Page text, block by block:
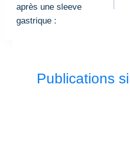
après une sleeve
gastrique :
Publications